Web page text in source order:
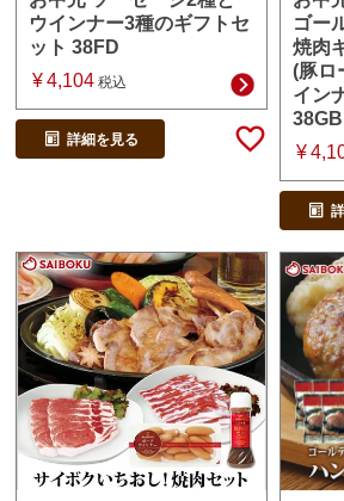
ウインナー3種のギフトセ
ット 38FD
¥ 4,104 税込
詳細を見る
ゴー
焼肉
(豚ロ
イン
38GB
¥